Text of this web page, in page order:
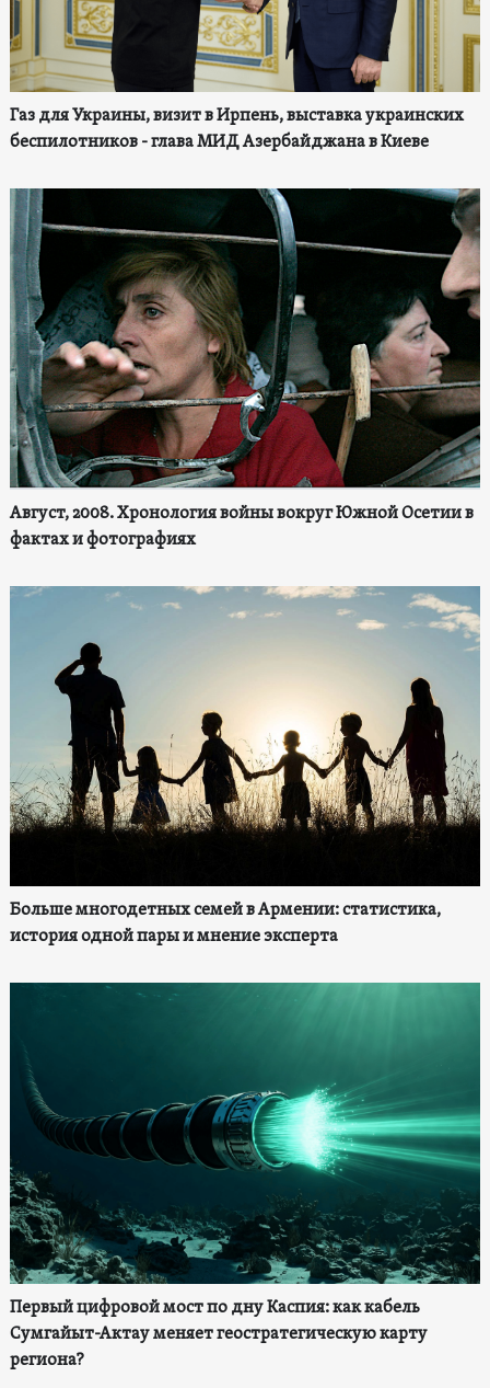
Газ для Украины, визит в Ирпень, выставка украинских
беспилотников - глава МИД Азербайджана в Киеве
Август, 2008. Хронология войны вокруг Южной Осетии в
фактах и фотографиях
Больше многодетных семей в Армении: статистика,
история одной пары и мнение эксперта
Первый цифровой мост по дну Каспия: как кабель
Сумгайыт-Актау меняет геостратегическую карту
региона?